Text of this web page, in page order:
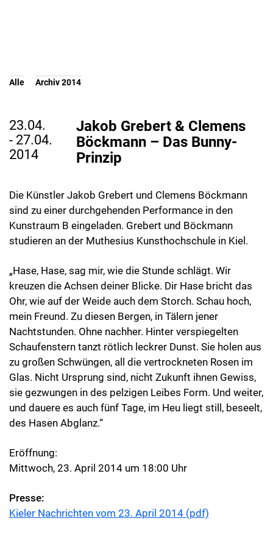
Alle Archiv 2014
23.04.
- 27.04.
2014
Jakob Grebert & Clemens
Böckmann – Das Bunny-
Prinzip
Die Künstler Jakob Grebert und Clemens Böckmann
sind zu einer durchgehenden Performance in den
Kunstraum B eingeladen. Grebert und Böckmann
studieren an der Muthesius Kunsthochschule in Kiel.
„Hase, Hase, sag mir, wie die Stunde schlägt. Wir
kreuzen die Achsen deiner Blicke. Dir Hase bricht das
Ohr, wie auf der Weide auch dem Storch. Schau hoch,
mein Freund. Zu diesen Bergen, in Tälern jener
Nachtstunden. Ohne nachher. Hinter verspiegelten
Schaufenstern tanzt rötlich leckrer Dunst. Sie holen aus
zu großen Schwüngen, all die vertrockneten Rosen im
Glas. Nicht Ursprung sind, nicht Zukunft ihnen Gewiss,
sie gezwungen in des pelzigen Leibes Form. Und weiter,
und dauere es auch fünf Tage, im Heu liegt still, beseelt,
des Hasen Abglanz.“
Eröffnung:
Mittwoch, 23. April 2014 um 18:00 Uhr
Presse:
Kieler Nachrichten vom 23. April 2014 (pdf)